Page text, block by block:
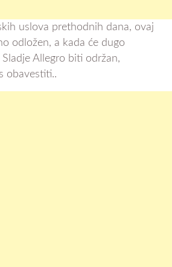
uslova prethodnih dana, ovaj
odložen, a kada će dugo
Allegro biti održan,
obavestiti..